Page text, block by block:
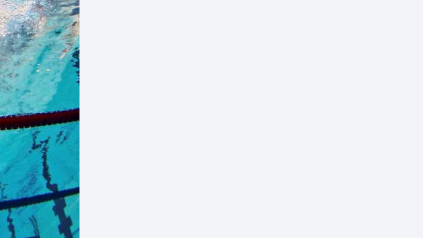
Triatlon
Veslování
Vodní slalom
Volejbal
Ostatní